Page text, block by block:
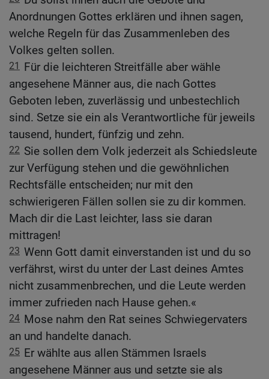
Anordnungen Gottes erklären und ihnen sagen,
welche Regeln für das Zusammenleben des
Volkes gelten sollen.
21
Für die leichteren Streitfälle aber wähle
angesehene Männer aus, die nach Gottes
Geboten leben, zuverlässig und unbestechlich
sind. Setze sie ein als Verantwortliche für jeweils
tausend, hundert, fünfzig und zehn.
22 Sie sollen dem Volk jederzeit als Schiedsleute
zur Verfügung stehen und die gewöhnlichen
Rechtsfälle entscheiden; nur mit den
schwierigeren Fällen sollen sie zu dir kommen.
Mach dir die Last leichter, lass sie daran
mittragen!
23 Wenn Gott damit einverstanden ist und du so
verfährst, wirst du unter der Last deines Amtes
nicht zusammenbrechen, und die Leute werden
immer zufrieden nach Hause gehen.«
24 Mose nahm den Rat seines Schwiegervaters
an und handelte danach.
25 Er wählte aus allen Stämmen Israels
angesehene Männer aus und setzte sie als